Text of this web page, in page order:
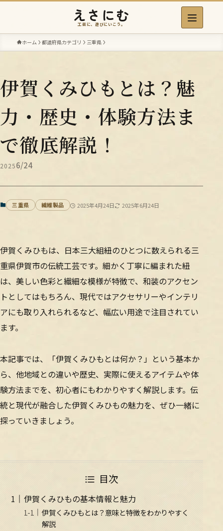
えさにむ
工芸に、遊びにいこう。
ホーム 都道府県カテゴリ 三重県
伊賀くみひもとは？魅
力・歴史・体験方法ま
で徹底解説！
20256/24
三重県 繊維製品 2025年4月24日 2025年6月24日
伊賀くみひもは、日本三大組紐のひとつに数えられる三
重県伊賀市の伝統工芸です。細かく丁寧に編まれた紐
は、美しい色彩と繊細な模様が特徴で、和装のアクセン
トとしてはもちろん、現代ではアクセサリーやインテリ
アにも取り入れられるなど、幅広い用途で注目されてい
ます。
本記事では、「伊賀くみひもとは何か？」という基本か
ら、他地域との違いや歴史、実際に使えるアイテムや体
験方法までを、初心者にもわかりやすく解説します。伝
統と現代が融合した伊賀くみひもの魅力を、ぜひ一緒に
探っていきましょう。
目次
伊賀くみひもの基本情報と魅力
伊賀くみひもとは？意味と特徴をわかりやすく
解説